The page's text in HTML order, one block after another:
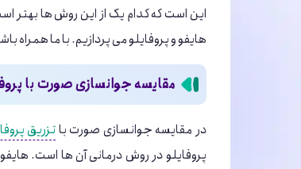
این است که کدام یک از این روش ‌ها بهتر
هایفو و پروفایلو می ‌پردازیم. با ما همراه
مقایسه جوانسازی صورت با
در مقایسه جوانسازی صورت باتزریق
پروفایلو در روش درمانی آن ‌ها است.